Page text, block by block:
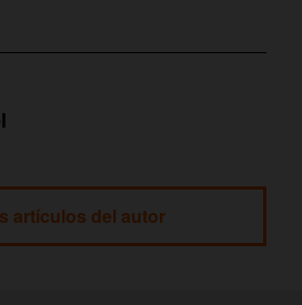
artículos del autor